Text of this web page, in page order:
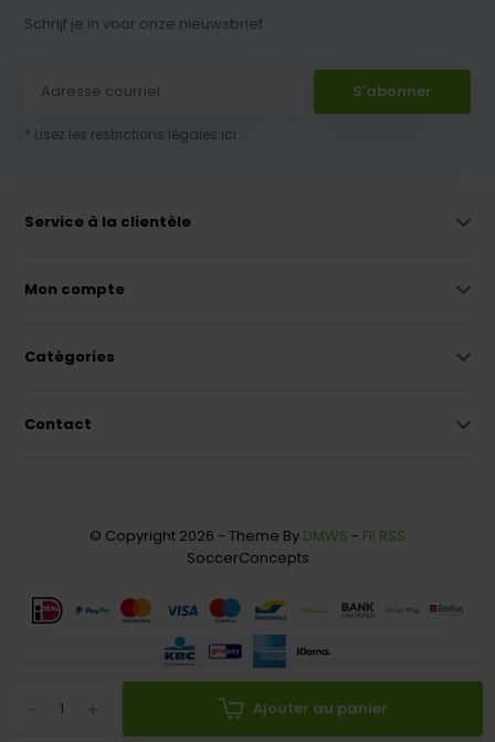
Ajouter au panier
Schrijf je in voor onze nieuwsbrief
S'abonner
* Lisez les restrictions légales ici
Service à la clientèle
Mon compte
Catégories
Contact
© Copyright 2026 - Theme By DMWS - Fil RSS
SoccerConcepts